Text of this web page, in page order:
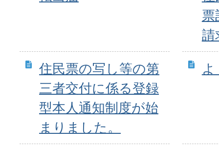
票
請
住民票の写し等の第
三者交付に係る登録
型本人通知制度が始
まりました。